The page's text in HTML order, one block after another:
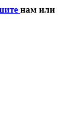
нам или